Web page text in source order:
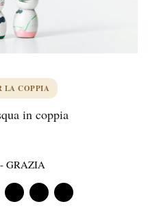
LA COPPIA
in coppia
- GRAZIA